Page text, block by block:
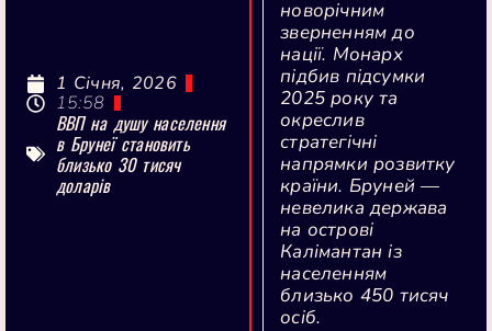
новорічним
зверненням до
нації. Монарх
підбив підсумки
2025 року та
окреслив
стратегічні
напрямки розвитку
країни. Бруней —
невелика держава
на острові
Калімантан із
населенням
близько 450 тисяч
осіб.
1 Січня, 2026
15:58
ВВП на душу населення
в Брунеї становить
близько 30 тисяч
доларів